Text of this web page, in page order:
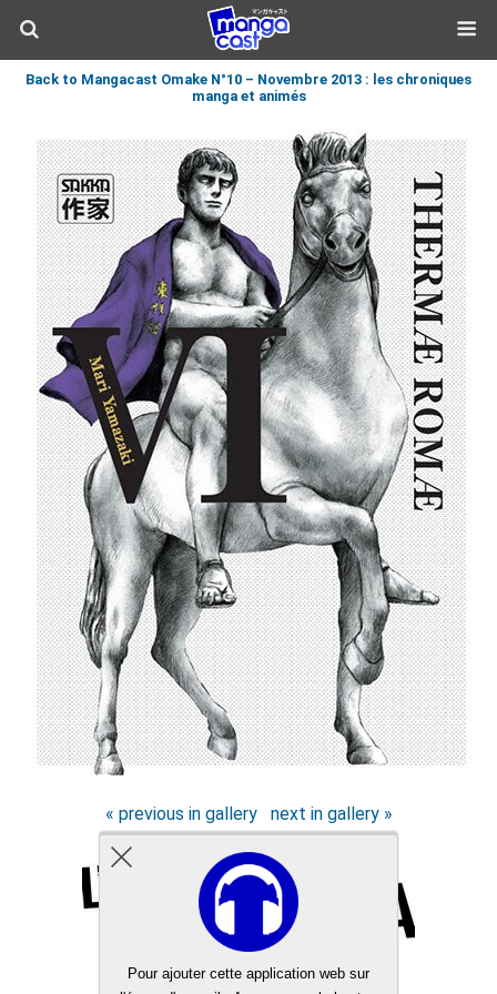
Back to Mangacast Omake N°10 – Novembre 2013 : les chroniques
manga et animés
« previous in gallery next in gallery »